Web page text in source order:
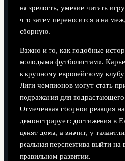
на зрелость, умение читать
что затем переносится и на
сборную.
Важно и то, как подобные
молодыми футболистами.
к крупному европейскому
Лиги чемпионов могут стать
подражания для подрастающего
Отмеченная сборной реакция на
демонстрирует: достижения в
ценят дома, а значит, у
реальная перспектива выйти
правильном развитии.